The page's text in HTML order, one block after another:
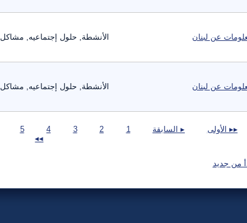
عن لبنان الأنشطة, حلول إجتماعيه, مشاكل
عن لبنان الأنشطة, حلول إجتماعيه, مشاكل
▸▸ الأولى ▸ السابقة 1
2
3
4
5
◂◂
من جديد